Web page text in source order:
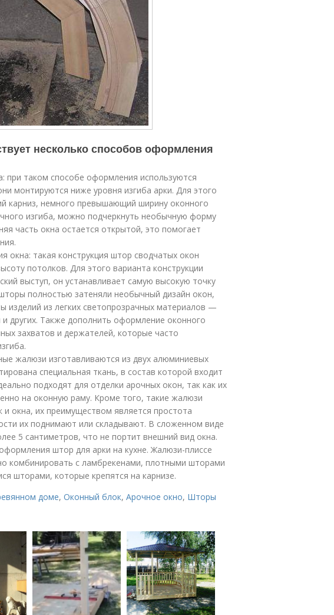
несколько способов оформления
таком способе оформления используются
монтируются ниже уровня изгиба арки. Для этого
карниз, немного превышающий ширину оконного
изгиба, можно подчеркнуть необычную форму
часть окна остается открытой, это помогает
такая конструкция штор сводчатых окон
потолков. Для этого варианта конструкции
выступ, он устанавливает самую высокую точку
полностью затеняли необычный дизайн окон,
изделий из легких светопрозрачных материалов —
других. Также дополнить оформление оконного
захватов и держателей, которые часто
жалюзи изготавливаются из двух алюминиевых
специальная ткань, в состав которой входит
подходят для отделки арочных окон, так как их
на оконную раму. Кроме того, такие жалюзи
окна, их преимуществом является простота
их поднимают или складывают. В сложенном виде
5 сантиметров, что не портит внешний вид окна.
штор для арки на кухне. Жалюзи-плиссе
комбинировать с ламбрекенами, плотными шторами
шторами, которые крепятся на карнизе.
доме, Оконный блок, Арочное окно, Шторы